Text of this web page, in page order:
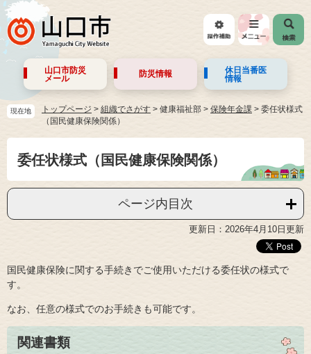
山口市防災
メール
防災情報
休日当番医
情報
現在地 トップページ > 組織でさがす > 健康福祉部 > 保険年金課 > 委任状様式
（国民健康保険関係）
委任状様式（国民健康保険関係）
ページ内目次
更新日：2026年4月10日更新
国民健康保険に関する手続きでご使用いただける委任状の様式で
す。
なお、任意の様式でのお手続きも可能です。
関連書類